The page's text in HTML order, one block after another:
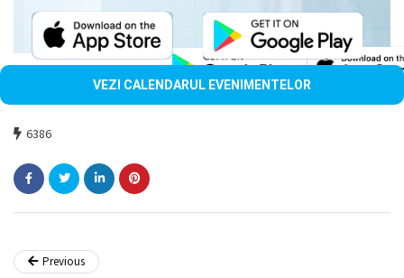
VEZI CALENDARUL EVENIMENTELOR
6386
Previous